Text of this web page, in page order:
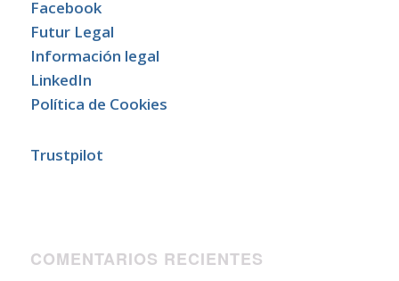
Facebook
Futur Legal
Información legal
LinkedIn
Política de Cookies
Trustpilot
COMENTARIOS RECIENTES